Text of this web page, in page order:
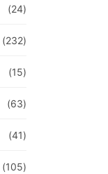
(24)
(232)
(15)
(63)
(41)
(105)